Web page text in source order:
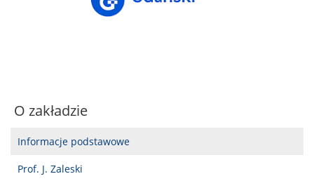
O zakładzie
Informacje podstawowe
Prof. J. Zaleski